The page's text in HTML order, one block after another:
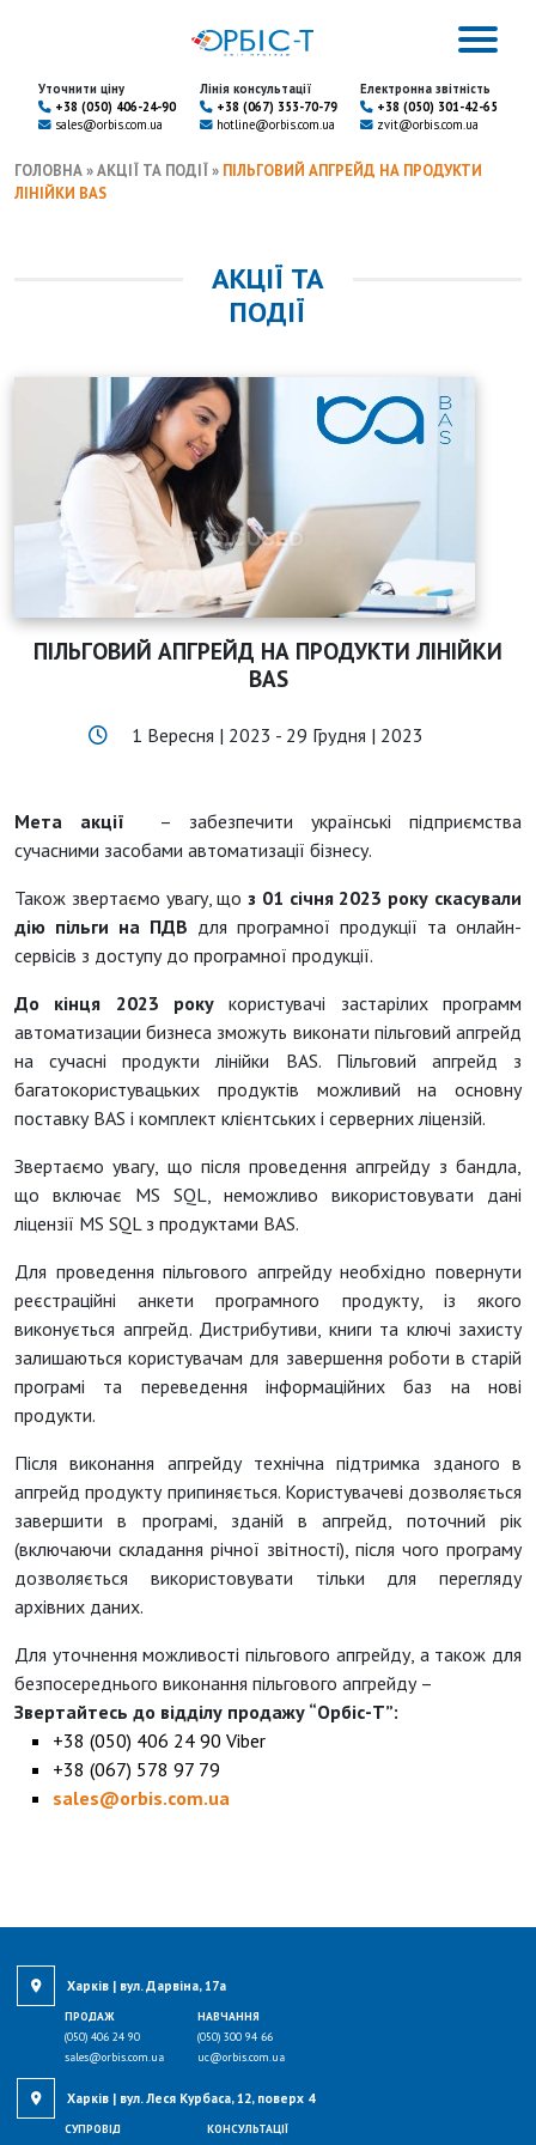
Уточнити ціну
+38 (050) 406-24-90
sales@orbis.com.ua
Лінія консультації
+38 (067) 353-70-79
hotline@orbis.com.ua
Електронна звітність
+38 (050) 301-42-65
zvit@orbis.com.ua
ГОЛОВНА»АКЦІЇ ТА ПОДІЇ» ПІЛЬГОВИЙ АПГРЕЙД НА ПРОДУКТИ
ЛІНІЙКИ BAS
АКЦІЇ ТА
ПОДІЇ
ПІЛЬГОВИЙ АПГРЕЙД НА ПРОДУКТИ ЛІНІЙКИ
BAS
1 Вересня | 2023 - 29 Грудня | 2023
Мета акції – забезпечити українські підприємства
сучасними засобами автоматизації бізнесу.
Також звертаємо увагу, щоз 01 січня 2023 року скасували
дію пільги на ПДВ для програмної продукції та онлайн-
сервісів з доступу до програмної продукції.
До кінця 2023 року користувачі застарілих программ
автоматизации бизнеса зможуть виконати пільговий апгрейд
на сучасні продукти лінійки BAS. Пільговий апгрейд з
багатокористувацьких продуктів можливий на основну
поставку BAS і комплект клієнтських і серверних ліцензій.
Звертаємо увагу, що після проведення апгрейду з бандла,
що включає MS SQL, неможливо використовувати дані
ліцензії MS SQL з продуктами BAS.
Для проведення пільгового апгрейду необхідно повернути
реєстраційні анкети програмного продукту, із якого
виконується апгрейд. Дистрибутиви, книги та ключі захисту
залишаються користувачам для завершення роботи в старій
програмі та переведення інформаційних баз на нові
продукти.
Після виконання апгрейду технічна підтримка зданого в
апгрейд продукту припиняється. Користувачеві дозволяється
завершити в програмі, зданій в апгрейд, поточний рік
(включаючи складання річної звітності), після чого програму
дозволяється використовувати тільки для перегляду
архівних даних.
Для уточнення можливості пільгового апгрейду, а також для
безпосереднього виконання пільгового апгрейду –
Звертайтесь до відділу продажу “Орбіс-Т”:
+38 (050) 406 24 90 Viber
+38 (067) 578 97 79
sales@orbis.com.ua
Харків | вул. Дарвіна, 17а
ПРОДАЖ
(050) 406 24 90
sales@orbis.com.ua
НАВЧАННЯ
(050) 300 94 66
uc@orbis.com.ua
Харків | вул. Леся Курбаса, 12, поверх 4
СУПРОВІД
КОНСУЛЬТАЦІЇ